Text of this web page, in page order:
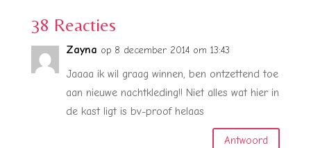
38 Reacties
Zayna op 8 december 2014 om 13:43
Jaaaa ik wil graag winnen, ben ontzettend toe
aan nieuwe nachtkleding!! Niet alles wat hier in
de kast ligt is bv-proof helaas
Antwoord